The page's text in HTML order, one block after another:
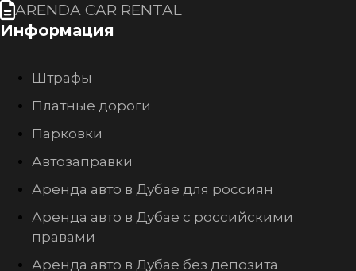
ARENDA CAR RENTAL
Информация
Штрафы
Платные дороги
Парковки
Автозаправки
Аренда авто в Дубае для россиян
Аренда авто в Дубае с российскими
правами
Аренда авто в Дубае без депозита